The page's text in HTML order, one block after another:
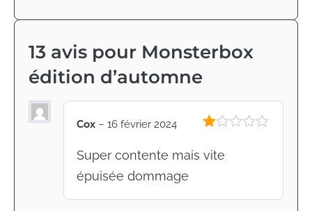
13 avis pour Monsterbox
édition d’automne
1
Cox – 16 février 2024
Super contente mais vite
épuisée dommage